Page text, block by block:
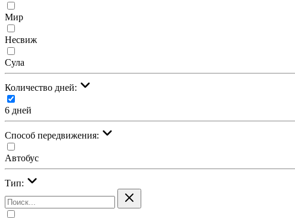
Мир
Несвиж
Сула
Количество дней:
6 дней
Cпособ передвижения:
Автобус
Тип: